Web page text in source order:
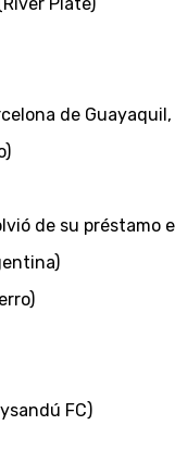
de Guayaquil,
de su préstamo
FC)